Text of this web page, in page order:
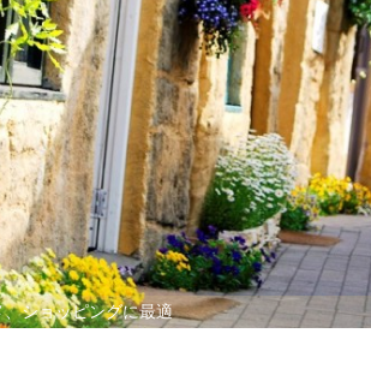
ショッピングに最適